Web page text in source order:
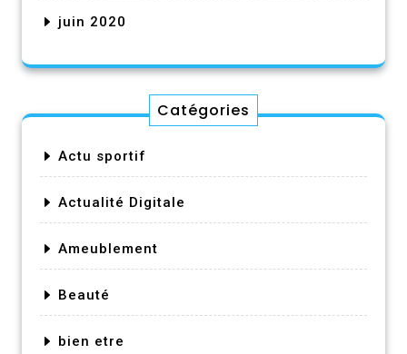
juin 2020
Catégories
Actu sportif
Actualité Digitale
Ameublement
Beauté
bien etre